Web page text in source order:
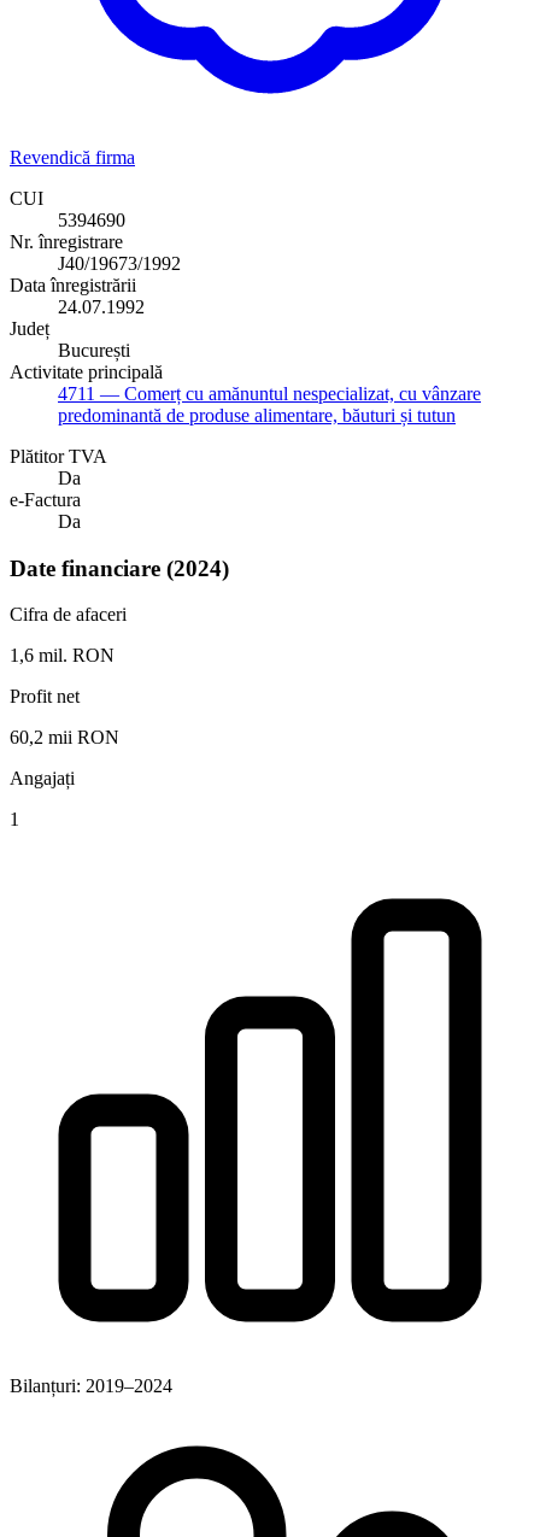
Revendică firma
CUI
5394690
Nr. înregistrare
J40/19673/1992
Data înregistrării
24.07.1992
Județ
București
Activitate principală
4711 — Comerț cu amănuntul nespecializat, cu vânzare
predominantă de produse alimentare, băuturi și tutun
Plătitor TVA
Da
e-Factura
Da
Date financiare (2024)
Cifra de afaceri
1,6 mil. RON
Profit net
60,2 mii RON
Angajați
1
Bilanțuri: 2019–2024